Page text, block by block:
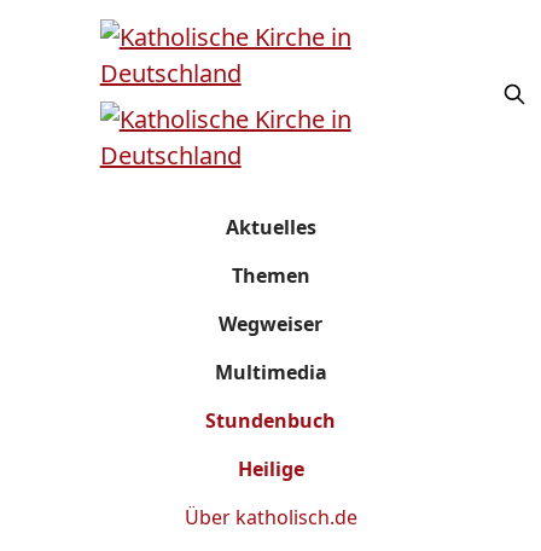
Aktuelles
Themen
Wegweiser
Multimedia
Stundenbuch
Heilige
Über katholisch.de